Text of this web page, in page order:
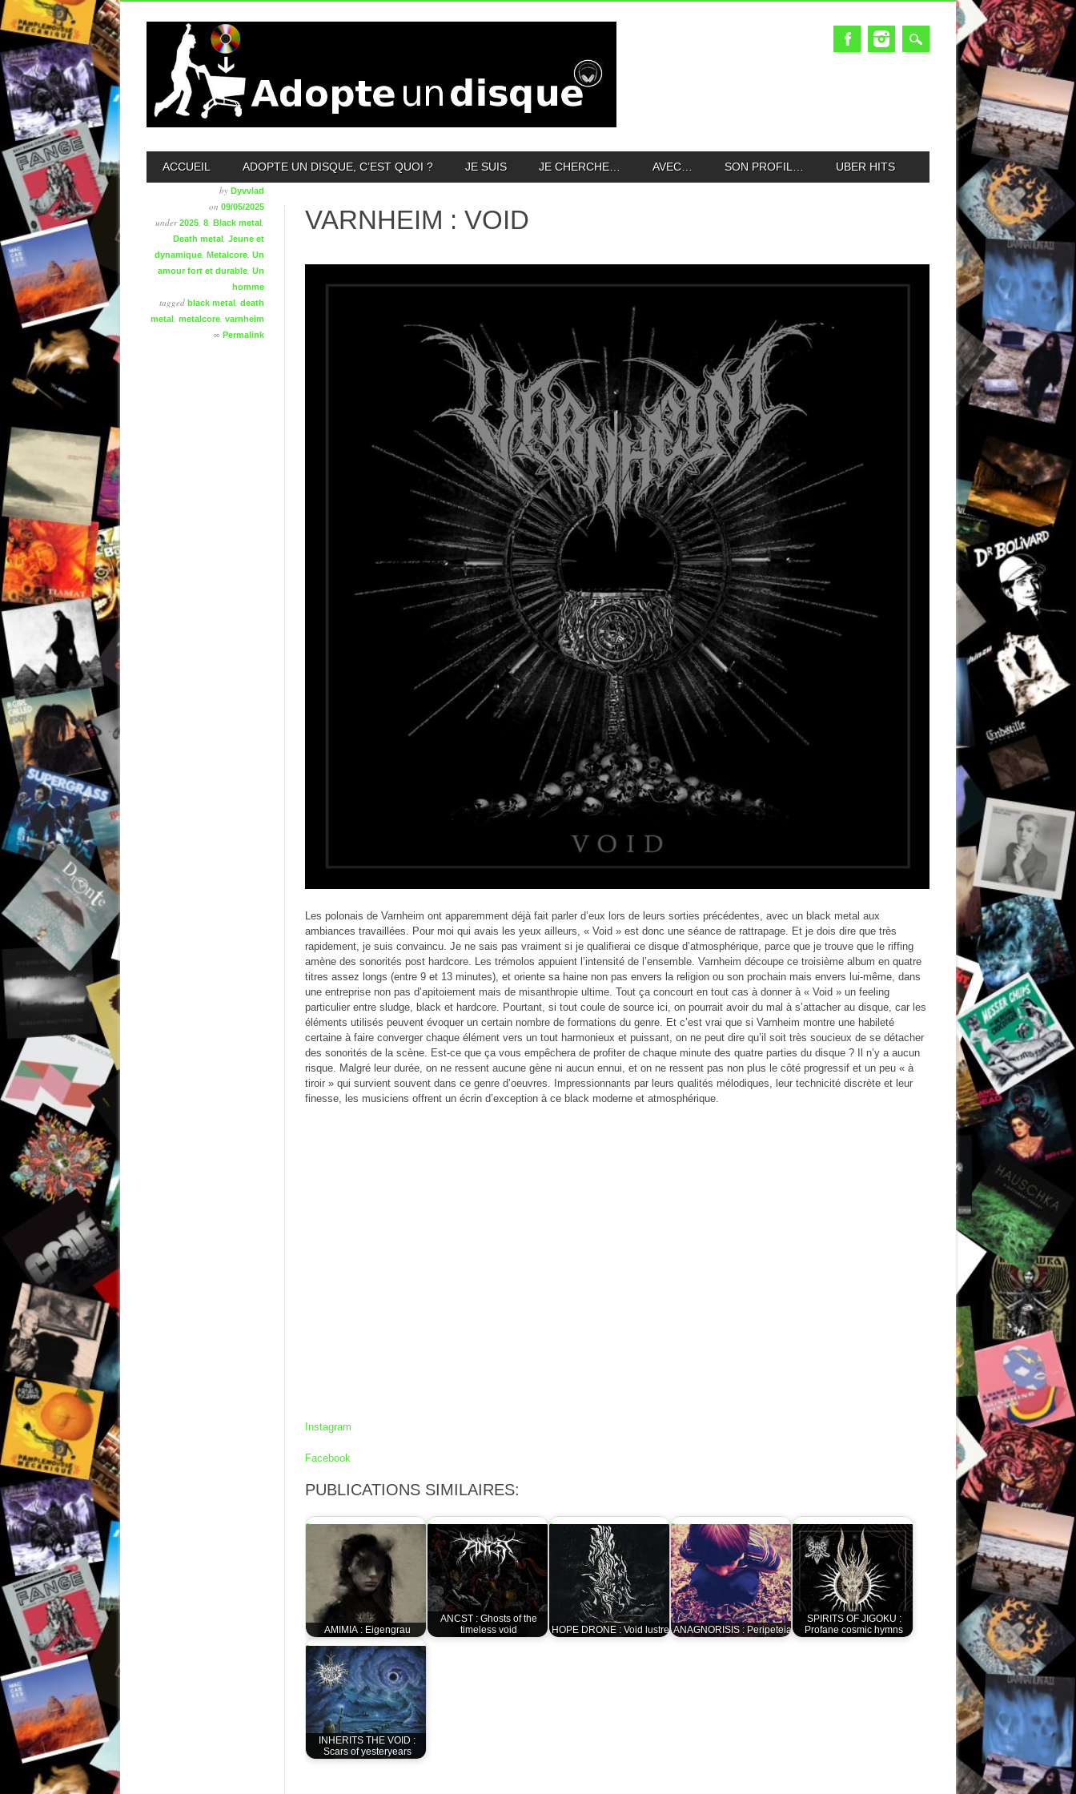
MAIN MENU
ACCUEIL ADOPTE UN DISQUE, C’EST QUOI ? JE SUIS JE CHERCHE… AVEC… SON PROFIL… UBER HITS
by Dyvvlad
on 09/05/2025
under2025 8 Black metal
Death metal Jeune et
dynamique Metalcore Un
amour fort et durable Un
homme
tagged black metal death
metal metalcore varnheim
∞ Permalink
VARNHEIM : VOID
Les polonais de Varnheim ont apparemment déjà fait parler d’eux lors de leurs sorties précédentes, avec un black metal aux
ambiances travaillées. Pour moi qui avais les yeux ailleurs, « Void » est donc une séance de rattrapage. Et je dois dire que très
rapidement, je suis convaincu. Je ne sais pas vraiment si je qualifierai ce disque d’atmosphérique, parce que je trouve que le riffing
amène des sonorités post hardcore. Les trémolos appuient l’intensité de l’ensemble. Varnheim découpe ce troisième album en quatre
titres assez longs (entre 9 et 13 minutes), et oriente sa haine non pas envers la religion ou son prochain mais envers lui-même, dans
une entreprise non pas d’apitoiement mais de misanthropie ultime. Tout ça concourt en tout cas à donner à « Void » un feeling
particulier entre sludge, black et hardcore. Pourtant, si tout coule de source ici, on pourrait avoir du mal à s’attacher au disque, car les
éléments utilisés peuvent évoquer un certain nombre de formations du genre. Et c’est vrai que si Varnheim montre une habileté
certaine à faire converger chaque élément vers un tout harmonieux et puissant, on ne peut dire qu’il soit très soucieux de se détacher
des sonorités de la scène. Est-ce que ça vous empêchera de profiter de chaque minute des quatre parties du disque ? Il n’y a aucun
risque. Malgré leur durée, on ne ressent aucune gène ni aucun ennui, et on ne ressent pas non plus le côté progressif et un peu « à
tiroir » qui survient souvent dans ce genre d’oeuvres. Impressionnants par leurs qualités mélodiques, leur technicité discrète et leur
finesse, les musiciens offrent un écrin d’exception à ce black moderne et atmosphérique.
Instagram
Facebook
PUBLICATIONS SIMILAIRES:
AMIMIA : Eigengrau
ANCST : Ghosts of the
timeless void
HOPE DRONE : Void lustre ANAGNORISIS : Peripeteia
SPIRITS OF JIGOKU :
Profane cosmic hymns
INHERITS THE VOID :
Scars of yesteryears